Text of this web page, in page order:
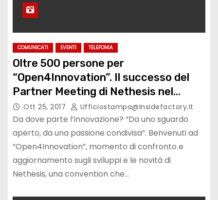
COMUNICATI EVENTI TELEFONIA
Oltre 500 persone per
“Open4Innovation”. Il successo del
Partner Meeting di Nethesis nel
segno dell’innovazione e della
condivisione
Ott 25, 2017 Ufficiostampa@insidefactory.it
Da dove parte l’innovazione? “Da uno sguardo
aperto, da una passione condivisa”. Benvenuti ad
“Open4Innovation”, momento di confronto e
aggiornamento sugli sviluppi e le novità di
Nethesis, una convention che…